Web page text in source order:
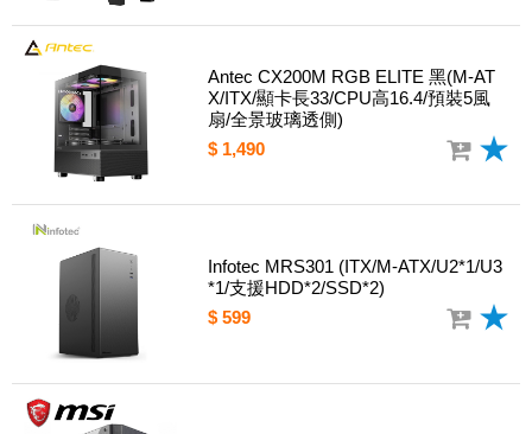
Antec CX200M RGB ELITE 黑(M-AT
X/ITX/顯卡長33/CPU高16.4/預裝5風
扇/全景玻璃透側)
$ 1,490
Infotec MRS301 (ITX/M-ATX/U2*1/U3
*1/支援HDD*2/SSD*2)
$ 599